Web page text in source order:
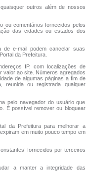
outros além de nossos
ou comentários fornecidos pelos
das cidades ou estados dos
de e-mail podem cancelar suas
da Prefeitura.
IP, com localizações de
valor ao site. Números agregados
de algumas páginas a fim de
reunida ou registrada qualquer
pelo navegador do usuário que
É possível remover ou bloquear
da Prefeitura para melhorar a
em muito pouco tempo em
fornecidos por terceiros
a manter a integridade das